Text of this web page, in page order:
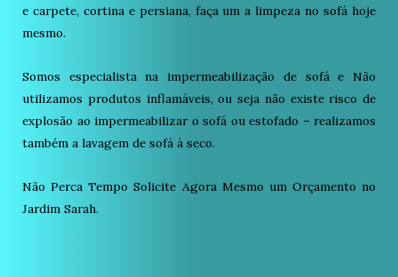
e carpete, cortina e persiana, faça um a limpeza no sofá hoje
mesmo.
Somos especialista na impermeabilização de sofá e Não
utilizamos produtos inflamáveis, ou seja não existe risco de
explosão ao impermeabilizar o sofá ou estofado – realizamos
também a lavagem de sofá à seco.
Não Perca Tempo Solicite Agora Mesmo um Orçamento no
Jardim Sarah.